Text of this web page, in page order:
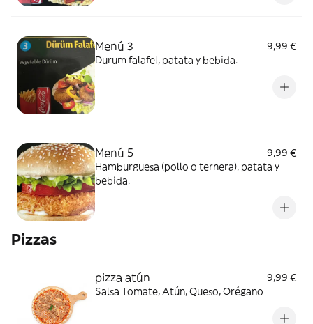
Menú 3
9,99 €
Durum falafel, patata y bebida.
Menú 5
9,99 €
Hamburguesa (pollo o ternera), patata y
bebida.
Pizzas
pizza atún
9,99 €
Salsa Tomate, Atún, Queso, Orégano